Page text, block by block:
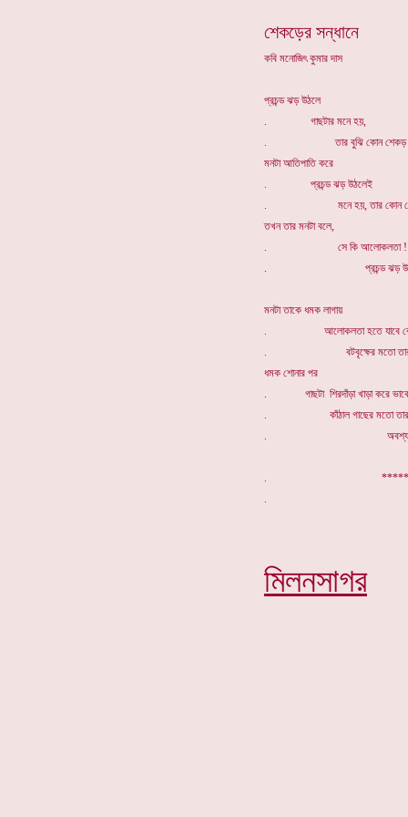
শেকড়ের সন্ধানে
কবি মনোজিৎ কুমার দাস
প্রচন্ড ঝড় উঠলে
. গাছটার মনে হয়,
. তার বুঝি কোন শেকড়
মনটা আতিপাতি করে
. প্রচন্ড ঝড় উঠলেই
. মনে হয়, তার কোন
তখন তার মনটা বলে,
. সে কি আলোকলতা !
. প্রচন্ড ঝড় উঠলেই
মনটা তাকে ধমক লাগায়
. আলোকলতা হতে যাবে
. বটবৃক্ষের মতো তার
ধমক শোনার পর
. গাছটা শিরদাঁড়া খাড়া করে ভাবে
. কাঁঠাল গাছের মতো তার
. অবশ্যই একটা
.
মিলনসাগর